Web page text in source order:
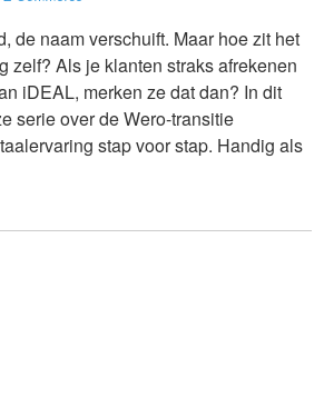
de naam verschuift. Maar hoe zit het
zelf? Als je klanten straks afrekenen
iDEAL, merken ze dat dan? In dit
serie over de Wero-transitie
stap voor stap. Handig als